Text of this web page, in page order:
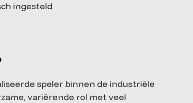
ingesteld
speler binnen de industriële
variërende rol met veel